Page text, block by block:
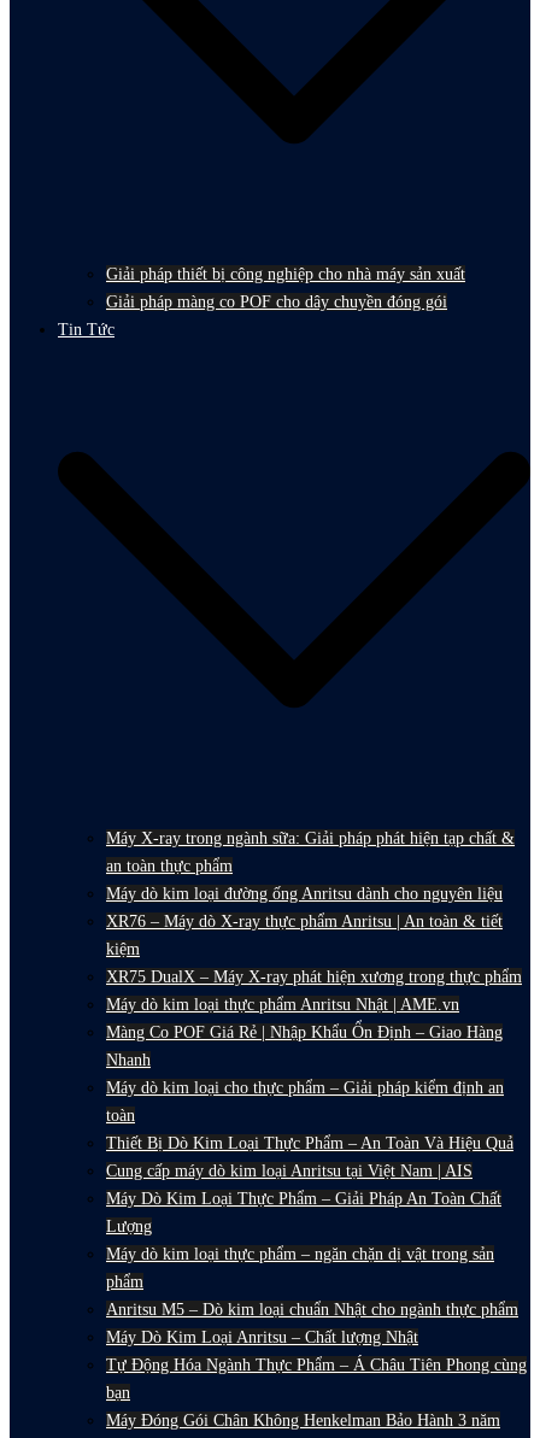
Giải pháp thiết bị công nghiệp cho nhà máy sản xuất
Giải pháp màng co POF cho dây chuyền đóng gói
Tin Tức
Máy X-ray trong ngành sữa: Giải pháp phát hiện tạp chất &
an toàn thực phẩm
Máy dò kim loại đường ống Anritsu dành cho nguyên liệu
XR76 – Máy dò X-ray thực phẩm Anritsu | An toàn & tiết
kiệm
XR75 DualX – Máy X-ray phát hiện xương trong thực phẩm
Máy dò kim loại thực phẩm Anritsu Nhật | AME.vn
Màng Co POF Giá Rẻ | Nhập Khẩu Ổn Định – Giao Hàng
Nhanh
Máy dò kim loại cho thực phẩm – Giải pháp kiểm định an
toàn
Thiết Bị Dò Kim Loại Thực Phẩm – An Toàn Và Hiệu Quả
Cung cấp máy dò kim loại Anritsu tại Việt Nam | AIS
Máy Dò Kim Loại Thực Phẩm – Giải Pháp An Toàn Chất
Lượng
Máy dò kim loại thực phẩm – ngăn chặn dị vật trong sản
phẩm
Anritsu M5 – Dò kim loại chuẩn Nhật cho ngành thực phẩm
Máy Dò Kim Loại Anritsu – Chất lượng Nhật
Tự Động Hóa Ngành Thực Phẩm – Á Châu Tiên Phong cùng
bạn
Máy Đóng Gói Chân Không Henkelman Bảo Hành 3 năm